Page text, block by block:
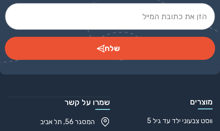
שלח
מוצרים
ווסט צבעוני ילד עד גיל 5
שמרו על קשר
המסגר 56, תל אביב